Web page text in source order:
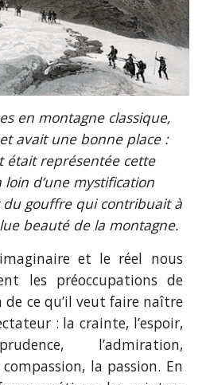
en montagne classique,
avait une bonne place :
était représentée cette
loin d’une mystification
gouffre qui contribuait à
beauté de la montagne.
et le réel nous
les préoccupations de
de ce qu’il veut faire naître
: la crainte, l’espoir,
l’admiration,
la passion. En